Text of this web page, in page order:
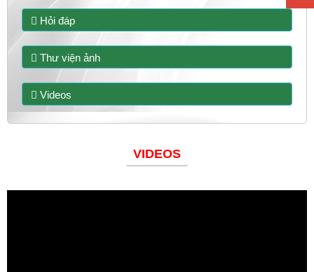
Hỏi đáp
Thư viện ảnh
Videos
VIDEOS